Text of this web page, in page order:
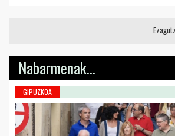
Nabarmenak...
GIPUZKOA